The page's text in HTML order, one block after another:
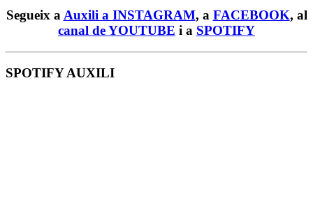
Segueix a Auxili a INSTAGRAM, a FACEBOOK, al
canal de YOUTUBE i a SPOTIFY
SPOTIFY AUXILI